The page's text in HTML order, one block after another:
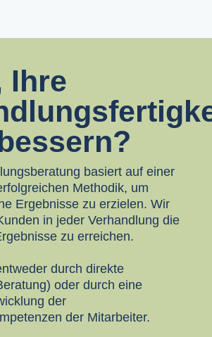
Ihre
basiert auf einer
Methodik, um
Ergebnisse zu erzielen. Wir
in jeder Verhandlung die
zu erreichen.
durch direkte
oder durch eine
der
der Mitarbeiter.